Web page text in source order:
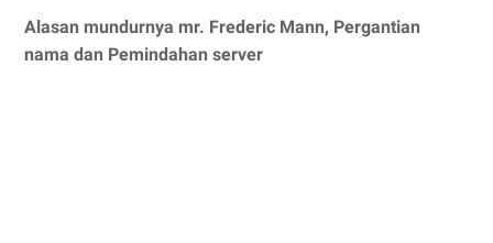
Alasan mundurnya mr. Frederic Mann, Pergantian
nama dan Pemindahan server